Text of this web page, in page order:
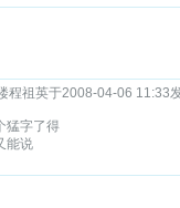
程祖英于2008-04-06 11:33
猛字了得
能说